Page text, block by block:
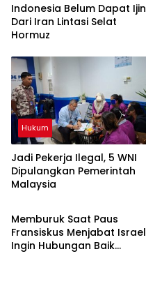
Indonesia Belum Dapat Ijin
Dari Iran Lintasi Selat
Hormuz
Hukum
Jadi Pekerja Ilegal, 5 WNI
Dipulangkan Pemerintah
Malaysia
Internasional
Memburuk Saat Paus
Fransiskus Menjabat Israel
Ingin Hubungan Baik